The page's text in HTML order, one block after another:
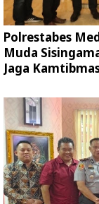
Polrestabes
Muda
Jaga